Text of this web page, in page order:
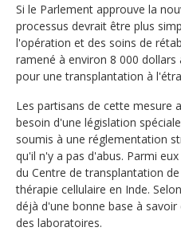
Si le Parlement approuve la
processus devrait être plus
l'opération et des soins de
ramené à environ 8 000 dollars
pour une transplantation à
Les partisans de cette mesure
besoin d'une législation
soumis à une réglementation
qu'il n'y a pas d'abus. Parmi
du Centre de transplantation
thérapie cellulaire en Inde.
déjà d'une bonne base à
des laboratoires.